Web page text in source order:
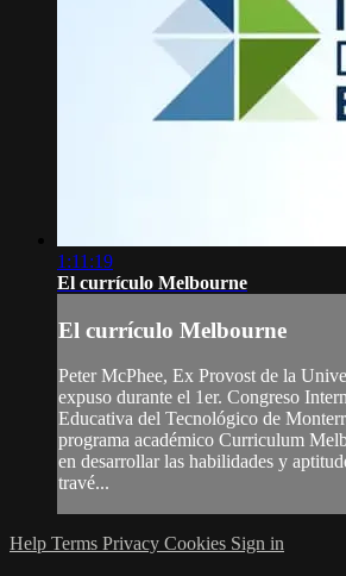
1:11:19
El currículo Melbourne
El currículo Melbourne
Peter McPhee, Ex Provost de la
expuso durante el 1er. Congreso
Educativa del Tecnológico de
programa académico Curriculum
en desarrollar las habilidades y
travé...
Help Terms Privacy Cookies Sign in